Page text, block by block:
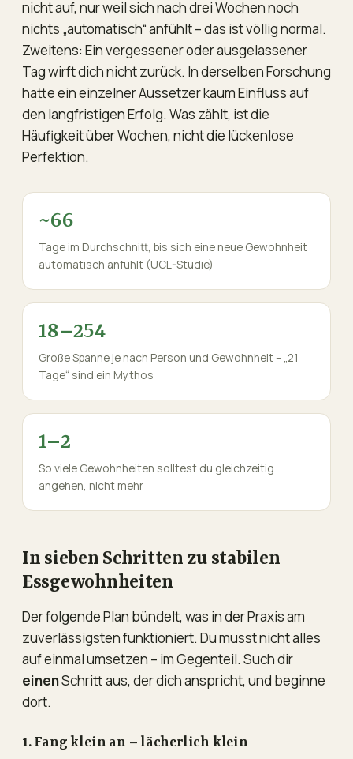
nicht auf, nur weil sich nach drei Wochen noch
nichts „automatisch“ anfühlt – das ist völlig normal.
Zweitens: Ein vergessener oder ausgelassener
Tag wirft dich nicht zurück. In derselben Forschung
hatte ein einzelner Aussetzer kaum Einfluss auf
den langfristigen Erfolg. Was zählt, ist die
Häufigkeit über Wochen, nicht die lückenlose
Perfektion.
~66
Tage im Durchschnitt, bis sich eine neue Gewohnheit
automatisch anfühlt (UCL-Studie)
18–254
Große Spanne je nach Person und Gewohnheit – „21
Tage“ sind ein Mythos
1–2
So viele Gewohnheiten solltest du gleichzeitig
angehen, nicht mehr
In sieben Schritten zu stabilen
Essgewohnheiten
Der folgende Plan bündelt, was in der Praxis am
zuverlässigsten funktioniert. Du musst nicht alles
auf einmal umsetzen – im Gegenteil. Such dir
einenSchritt aus, der dich anspricht, und beginne
dort.
1. Fang klein an – lächerlich klein